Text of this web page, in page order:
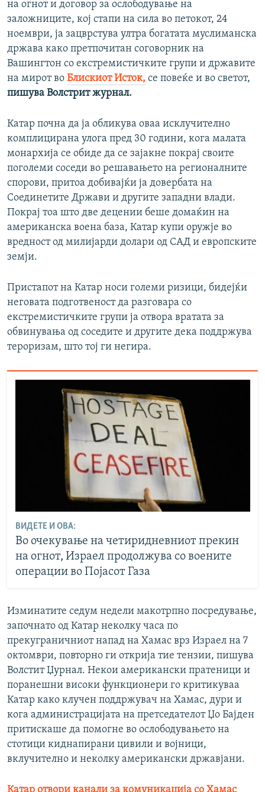
на огнот и договор за ослободување на
заложниците, кој стапи на сила во петокот, 24
ноември, ја зацврстува ултра богатата муслиманска
држава како претпочитан соговорник на
Вашингтон со екстремистичките групи и државите
на мирот во Блискиот Исток, се повеќе и во светот,
пишува Волстрит журнал.
Катар почна да ја обликува оваа исклучително
комплицирана улога пред 30 години, кога малата
монархија се обиде да се зајакне покрај своите
поголеми соседи во решавањето на регионалните
спорови, притоа добивајќи ја довербата на
Соединетите Држави и другите западни влади.
Покрај тоа што две децении беше домаќин на
американска воена база, Катар купи оружје во
вредност од милијарди долари од САД и европските
земји.
Пристапот на Катар носи големи ризици, бидејќи
неговата подготвеност да разговара со
екстремистичките групи ја отвора вратата за
обвинувања од соседите и другите дека поддржува
тероризам, што тој ги негира.
ВИДЕТЕ И ОВА:
Во очекување на четиридневниот прекин
на огнот, Израел продолжува со воените
операции во Појасот Газа
Изминатите седум недели макотрпно посредување,
започнато од Катар неколку часа по
прекуграничниот напад на Хамас врз Израел на 7
октомври, повторно ги открија тие тензии, пишува
Волстит Џурнал. Некои американски пратеници и
поранешни високи функционери го критикуваа
Катар како клучен поддржувач на Хамас, дури и
кога администрацијата на претседателот Џо Бајден
притискаше да помогне во ослободувањето на
стотици киднапирани цивили и војници,
вклучително и неколку американски државјани.
Катар отвори канали за комуникација со Хамас